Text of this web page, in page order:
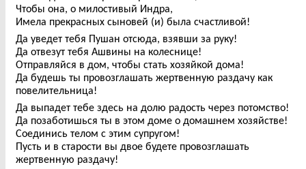
Чтобы она, о милостивый Индра,
Имела прекрасных сыновей (и) была счастливой!
Да уведет тебя Пушан отсюда, взявши за руку!
Да отвезут тебя Ашвины на колеснице!
Отправляйся в дом, чтобы стать хозяйкой дома!
Да будешь ты провозглашать жертвенную раздачу как
повелительница!
Да выпадет тебе здесь на долю радость через потомство!
Да позаботишься ты в этом доме о домашнем хозяйстве!
Соединись телом с этим супругом!
Пусть и в старости вы двое будете провозглашать
жертвенную раздачу!